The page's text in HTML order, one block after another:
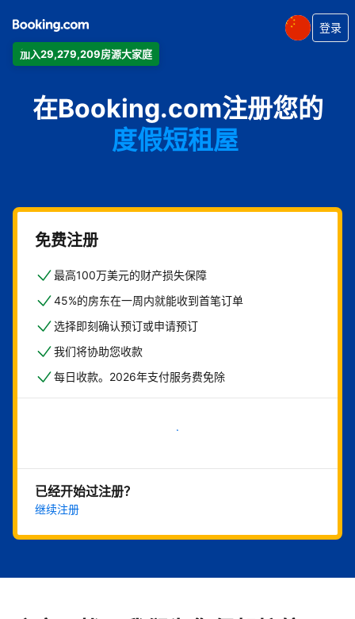
加入29,279,209房源大家庭
登录
在Booking.com注册您的
公寓
酒店
度假短租屋
住宿加早餐旅馆
免费注册
最高100万美元的财产损失保障
45%的房东在一周内就能收到首笔订单
选择即刻确认预订或申请预订
我们将协助您收款
每日收款。2026年支付服务费免除
立即开始
已经开始过注册？
继续注册